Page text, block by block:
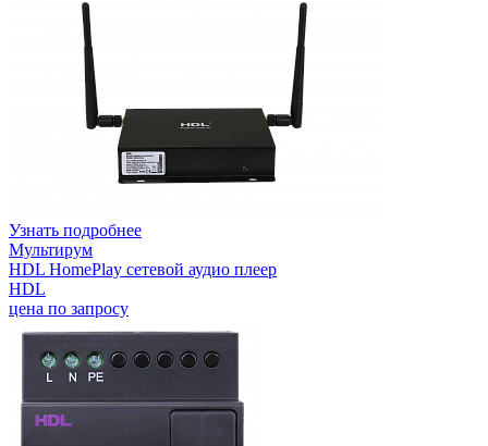
Узнать подробнее
Мультирум
HDL HomePlay сетевой аудио плеер
HDL
цена по запросу